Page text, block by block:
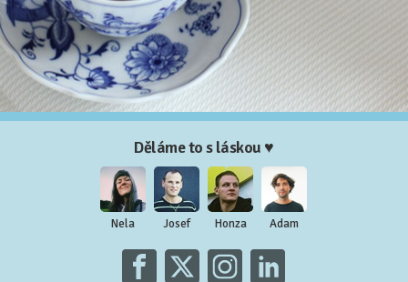
Děláme to s láskou ♥
Nela Josef Honza Adam